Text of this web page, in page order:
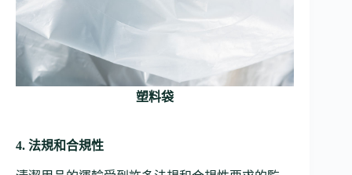
塑料袋
4. 法規和合規性